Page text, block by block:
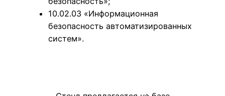
10.02.03 «Информационная
безопасность автоматизированных
систем».